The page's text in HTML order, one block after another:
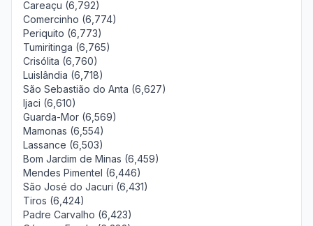
Careaçu (6,792)
Comercinho (6,774)
Periquito (6,773)
Tumiritinga (6,765)
Crisólita (6,760)
Luislândia (6,718)
São Sebastião do Anta (6,627)
Ijaci (6,610)
Guarda-Mor (6,569)
Mamonas (6,554)
Lassance (6,503)
Bom Jardim de Minas (6,459)
Mendes Pimentel (6,446)
São José do Jacuri (6,431)
Tiros (6,424)
Padre Carvalho (6,423)